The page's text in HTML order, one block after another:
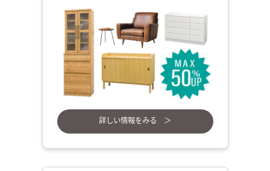
詳しい情報をみる ＞